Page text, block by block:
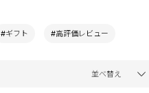
#ギフト #高評価レビュー
並べ替え